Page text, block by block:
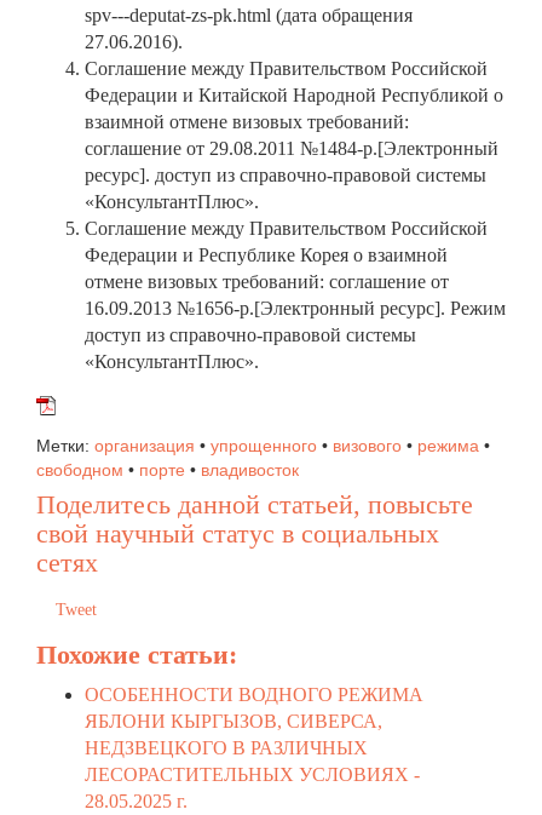
spv---deputat-zs-pk.html (дата обращения
27.06.2016).
Соглашение между Правительством Российской
Федерации и Китайской Народной Республикой о
взаимной отмене визовых требований:
соглашение от 29.08.2011 №1484-р.[Электронный
ресурс]. доступ из справочно-правовой системы
«КонсультантПлюс».
Соглашение между Правительством Российской
Федерации и Республике Корея о взаимной
отмене визовых требований: соглашение от
16.09.2013 №1656-р.[Электронный ресурс]. Режим
доступ из справочно-правовой системы
«КонсультантПлюс».
Метки: организация • упрощенного • визового • режима •
свободном • порте • владивосток
Поделитесь данной статьей, повысьте
свой научный статус в социальных
сетях
Tweet
Похожие статьи:
ОСОБЕННОСТИ ВОДНОГО РЕЖИМА
ЯБЛОНИ КЫРГЫЗОВ, СИВЕРСА,
НЕДЗВЕЦКОГО В РАЗЛИЧНЫХ
ЛЕСОРАСТИТЕЛЬНЫХ УСЛОВИЯХ -
28.05.2025 г.